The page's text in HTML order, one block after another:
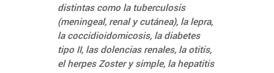
distintas como la tuberculosis
(meningeal, renal y cutánea), la lepra,
la coccidioidomicosis, la diabetes
tipo II, las dolencias renales, la otitis,
el herpes Zoster y simple, la hepatitis